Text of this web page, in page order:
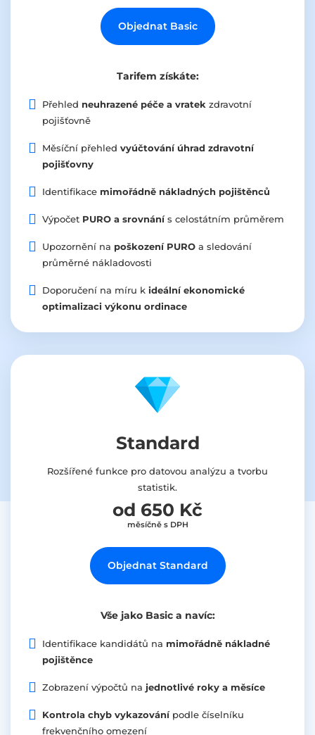
Objednat Basic
Tarifem získáte:
Přehled neuhrazené péče a vratek zdravotní
pojišťovně
Měsíční přehled vyúčtování úhrad zdravotní
pojišťovny
Identifikace mimořádně nákladných pojištěnců
Výpočet PURO a srovnánís celostátním průměrem
Upozornění na poškození PURO a sledování
průměrné nákladovosti
Doporučení na míru k ideální ekonomické
optimalizaci výkonu ordinace
Standard
Rozšířené funkce pro datovou analýzu a tvorbu
statistik.
od 650 Kč
měsíčně s DPH
Objednat Standard
Vše jako Basic a navíc:
Identifikace kandidátů na mimořádně nákladné
pojištěnce
Zobrazení výpočtů na jednotlivé roky a měsíce
Kontrola chyb vykazování podle číselníku
frekvenčního omezení